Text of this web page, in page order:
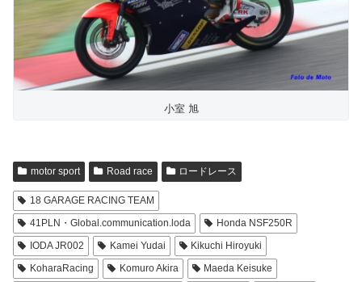
小室 旭
motor sport Road race ロードレース
18 GARAGE RACING TEAM
41PLN・Global.communication.loda
Honda NSF250R
IODA JR002
Kamei Yudai
Kikuchi Hiroyuki
KoharaRacing
Komuro Akira
Maeda Keisuke